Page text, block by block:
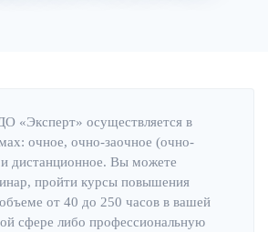
«Эксперт» осуществляется в
очное, очно-заочное (очно-
дистанционное. Вы можете
пройти курсы повышения
от 40 до 250 часов в вашей
сфере либо профессиональную